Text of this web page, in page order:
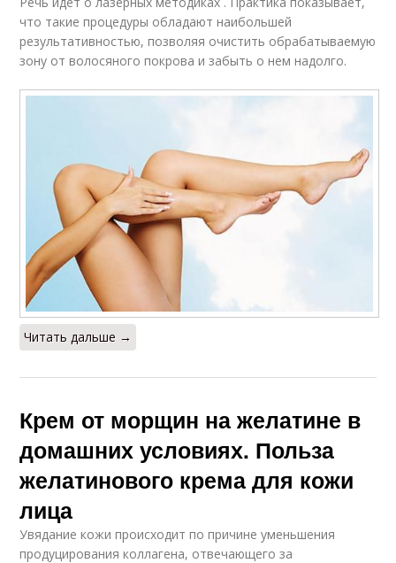
что такие процедуры обладают наибольшей
результативностью, позволяя очистить обрабатываемую
зону от волосяного покрова и забыть о нем надолго.
Читать дальше →
Крем от морщин на желатине в
домашних условиях. Польза
желатинового крема для кожи
лица
Увядание кожи происходит по причине уменьшения
продуцирования коллагена, отвечающего за